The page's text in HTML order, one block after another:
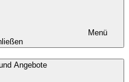
Menü
Angebote